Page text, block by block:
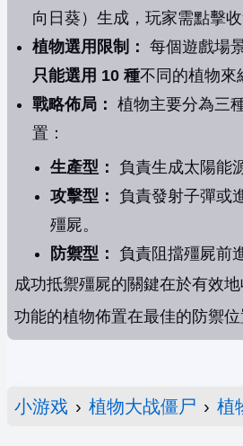
向日葵）生成，玩家需點擊收
植物選用限制： 每個遊戲場
只能選用 10 種不同的植物來
戰略佈局： 植物主要分為三
置：
生產型：
負責生成太陽能
攻擊型：
負責發射子彈或
殭屍。
防禦型：
負責阻擋殭屍前
成功抵禦殭屍的關鍵在於有效
功能的植物佈置在最佳的防禦位
小游戏 › 植物大战僵尸 › 植